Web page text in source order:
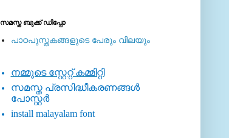
സമസ്ത ബുക്ക് ഡിപ്പോ
പാഠപുസ്തകങ്ങളുടെ പേരും വിലയും
നമ്മുടെ സ്റ്റേറ്റ് കമ്മിറ്റി
സമസ്ത പ്രസിദ്ധീകരണങ്ങള്‍
പോസ്റ്റര്‍
install malayalam font